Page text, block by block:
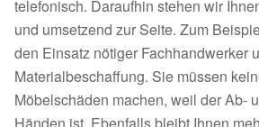
telefonisch. Daraufhin stehen wir
und umsetzend zur Seite. Zum
den Einsatz nötiger Fachhandwerker
Materialbeschaffung. Sie müssen
Möbelschäden machen, weil der Ab-